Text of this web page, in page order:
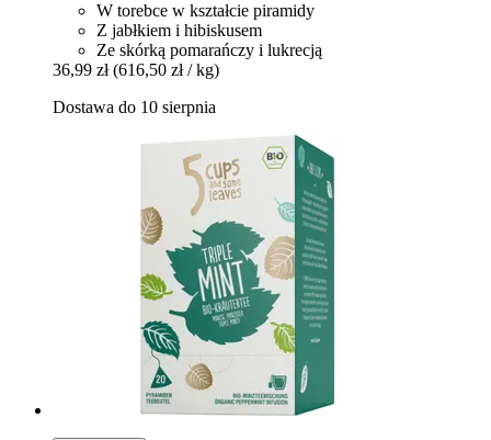
W torebce w kształcie piramidy
Z jabłkiem i hibiskusem
Ze skórką pomarańczy i lukrecją
36,99 zł (616,50 zł / kg)
Dostawa do 10 sierpnia